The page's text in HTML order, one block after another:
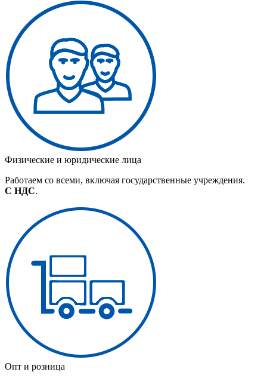
Физические и юридические лица
Работаем со всеми, включая государственные учреждения.
С НДС.
Опт и розница